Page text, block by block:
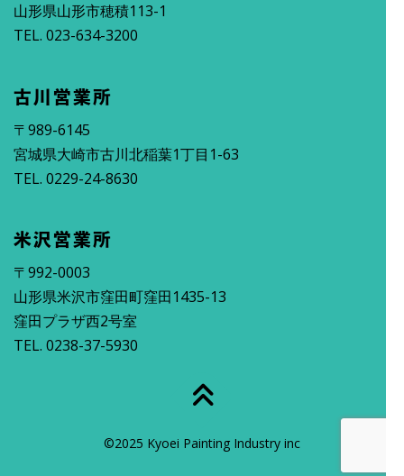
山形県山形市穂積113-1
TEL. 023-634-3200
古川営業所
〒989-6145
宮城県大崎市古川北稲葉1丁目1-63
TEL. 0229-24-8630
米沢営業所
〒992-0003
山形県米沢市窪田町窪田1435-13
窪田プラザ西2号室
TEL. 0238-37-5930
©2025 Kyoei Painting Industry inc